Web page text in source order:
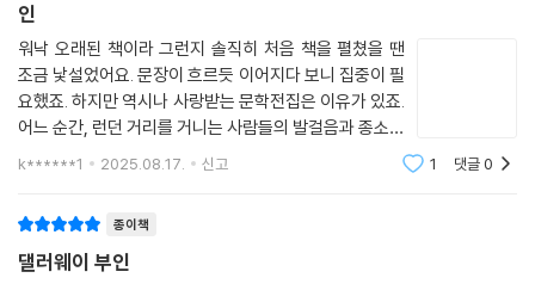
인
워낙 오래된 책이라 그런지 솔직히 처음 책을 펼쳤을 땐
조금 낯설었어요. 문장이 흐르듯 이어지다 보니 집중이 필
요했죠. 하지만 역시나 사랑받는 문학전집은 이유가 있죠.
어느 순간, 런던 거리를 거니는 사람들의 발걸음과 종소리
가 제 일상과 겹쳐지면서 “아, 이게 삶을 사랑한다는 거구
k******1 2025.08.17. 신고 1 댓글0
종이책
댈러웨이 부인